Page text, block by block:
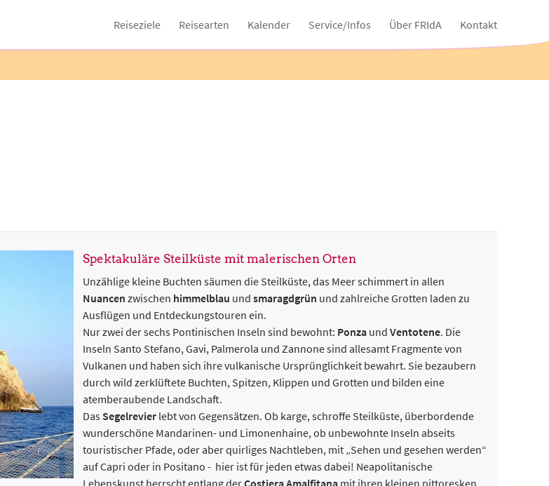
Reiseziele Reisearten Kalender Service/Infos Über FRIdA Kontakt
Spektakuläre Steilküste mit malerischen Orten
Unzählige kleine Buchten säumen die Steilküste, das Meer schimmert in allen
Nuancen zwischen himmelblau und smaragdgrün und zahlreiche Grotten laden zu
Ausflügen und Entdeckungstouren ein.
Nur zwei der sechs Pontinischen Inseln sind bewohnt: Ponzaund Ventotene. Die
Inseln Santo Stefano, Gavi, Palmerola und Zannone sind allesamt Fragmente von
Vulkanen und haben sich ihre vulkanische Ursprünglichkeit bewahrt. Sie bezaubern
durch wild zerklüftete Buchten, Spitzen, Klippen und Grotten und bilden eine
atemberaubende Landschaft.
DasSegelrevierlebt von Gegensätzen. Ob karge, schroffe Steilküste, überbordende
wunderschöne Mandarinen- und Limonenhaine, ob unbewohnte Inseln abseits
touristischer Pfade, oder aber quirliges Nachtleben, mit „Sehen und gesehen werden“
auf Capri oder in Positano - hier ist für jeden etwas dabei! Neapolitanische
Lebenskunst herrscht entlang derCostiera Amalfitanamit ihren kleinen pittoresken